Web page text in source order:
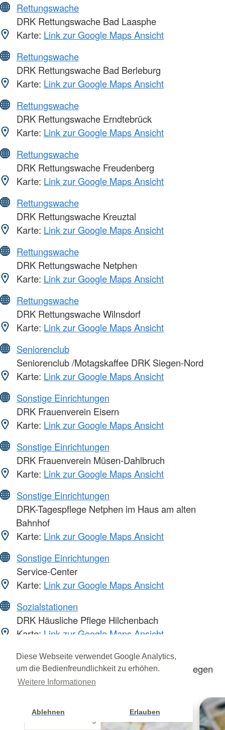
Diese Webseite verwendet Google Analytics,
um die Bedienfreundlichkeit zu erhöhen.
Weitere Informationen
Ablehnen Erlauben
Rettungswache
DRK Rettungswache Bad Laasphe
Karte: Link zur Google Maps Ansicht
Rettungswache
DRK Rettungswache Bad Berleburg
Karte: Link zur Google Maps Ansicht
Rettungswache
DRK Rettungswache Erndtebrück
Karte: Link zur Google Maps Ansicht
Rettungswache
DRK Rettungswache Freudenberg
Karte: Link zur Google Maps Ansicht
Rettungswache
DRK Rettungswache Kreuztal
Karte: Link zur Google Maps Ansicht
Rettungswache
DRK Rettungswache Netphen
Karte: Link zur Google Maps Ansicht
Rettungswache
DRK Rettungswache Wilnsdorf
Karte: Link zur Google Maps Ansicht
Seniorenclub
Seniorenclub /Motagskaffee DRK Siegen-Nord
Karte: Link zur Google Maps Ansicht
Sonstige Einrichtungen
DRK Frauenverein Eisern
Karte: Link zur Google Maps Ansicht
Sonstige Einrichtungen
DRK Frauenverein Müsen-Dahlbruch
Karte: Link zur Google Maps Ansicht
Sonstige Einrichtungen
DRK-Tagespflege Netphen im Haus am alten
Bahnhof
Karte: Link zur Google Maps Ansicht
Sonstige Einrichtungen
Service-Center
Karte: Link zur Google Maps Ansicht
Sozialstationen
DRK Häusliche Pflege Hilchenbach
Karte: Link zur Google Maps Ansicht
Sozialstationen
DRK-Häusliche Pflege Wilnsdorf/Burbach/Siegen
Karte:Link zur Google Maps Ansicht